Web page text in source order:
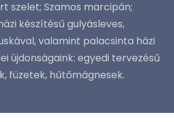
szelet; Szamos marcipán;
készítésű gulyásleves,
valamint palacsinta házi
újdonságaink: egyedi tervezésű
füzetek, hűtőmágnesek.